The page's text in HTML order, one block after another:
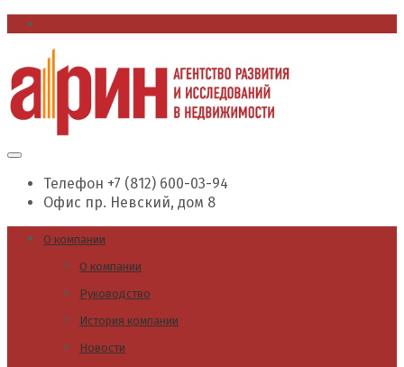
Телефон +7 (812) 600-03-94
Офис пр. Невский, дом 8
О компании
О компании
Руководство
История компании
Новости